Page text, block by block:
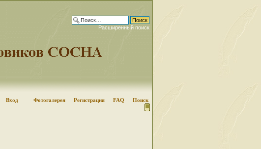
Расширенный поиск
Вход Фотогалерея Регистрация FAQ Поиск